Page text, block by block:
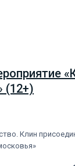
(12+)
Клин